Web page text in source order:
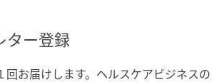
ター登録
回お届けします。ヘルスケアビジネスの